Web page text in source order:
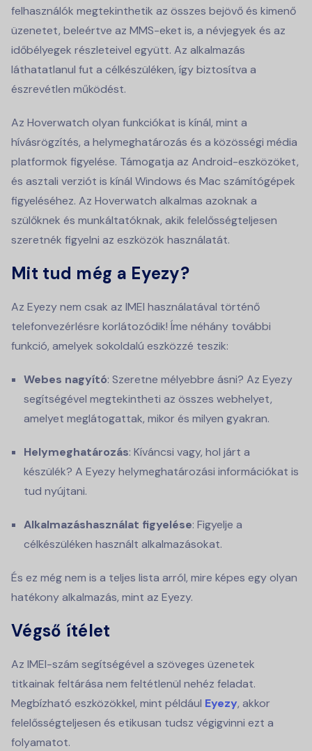
felhasználók megtekinthetik az összes bejövő és kimenő
üzenetet, beleértve az MMS-eket is, a névjegyek és az
időbélyegek részleteivel együtt. Az alkalmazás
láthatatlanul fut a célkészüléken, így biztosítva a
észrevétlen működést.
Az Hoverwatch olyan funkciókat is kínál, mint a
hívásrögzítés, a helymeghatározás és a közösségi média
platformok figyelése. Támogatja az Android-eszközöket,
és asztali verziót is kínál Windows és Mac számítógépek
figyeléséhez. Az Hoverwatch alkalmas azoknak a
szülőknek és munkáltatóknak, akik felelősségteljesen
szeretnék figyelni az eszközök használatát.
Mit tud még a Eyezy?
Az Eyezy nem csak az IMEI használatával történő
telefonvezérlésre korlátozódik! Íme néhány további
funkció, amelyek sokoldalú eszközzé teszik:
Webes nagyító: Szeretne mélyebbre ásni? Az Eyezy
segítségével megtekintheti az összes webhelyet,
amelyet meglátogattak, mikor és milyen gyakran.
Helymeghatározás: Kíváncsi vagy, hol járt a
készülék? A Eyezy helymeghatározási információkat is
tud nyújtani.
Alkalmazáshasználat figyelése: Figyelje a
célkészüléken használt alkalmazásokat.
És ez még nem is a teljes lista arról, mire képes egy olyan
hatékony alkalmazás, mint az Eyezy.
Végső ítélet
Az IMEI-szám segítségével a szöveges üzenetek
titkainak feltárása nem feltétlenül nehéz feladat.
Megbízható eszközökkel, mint például Eyezy, akkor
felelősségteljesen és etikusan tudsz végigvinni ezt a
folyamatot.